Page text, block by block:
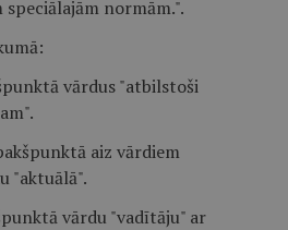
normām.".
vārdus "atbilstoši
aiz vārdiem
"aktuālā".
vārdu "vadītāju" ar